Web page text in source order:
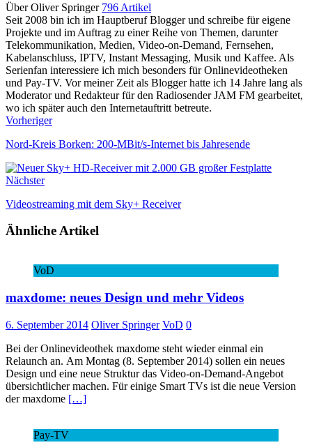
Über Oliver Springer 796 Artikel
Seit 2008 bin ich im Hauptberuf Blogger und schreibe für eigene
Projekte und im Auftrag zu einer Reihe von Themen, darunter
Telekommunikation, Medien, Video-on-Demand, Fernsehen,
Kabelanschluss, IPTV, Instant Messaging, Musik und Kaffee. Als
Serienfan interessiere ich mich besonders für Onlinevideotheken
und Pay-TV. Vor meiner Zeit als Blogger hatte ich 14 Jahre lang als
Moderator und Redakteur für den Radiosender JAM FM gearbeitet,
wo ich später auch den Internetauftritt betreute.
Vorheriger
Nord-Kreis Borken: 200-MBit/s-Internet bis Jahresende
Nächster
Videostreaming mit dem Sky+ Receiver
Ähnliche Artikel
VoD
maxdome: neues Design und mehr Videos
6. September 2014 Oliver Springer VoD 0
Bei der Onlinevideothek maxdome steht wieder einmal ein
Relaunch an. Am Montag (8. September 2014) sollen ein neues
Design und eine neue Struktur das Video-on-Demand-Angebot
übersichtlicher machen. Für einige Smart TVs ist die neue Version
der maxdome […]
Pay-TV